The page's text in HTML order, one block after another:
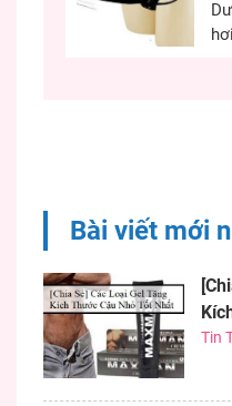
Bài viết mới
Tin